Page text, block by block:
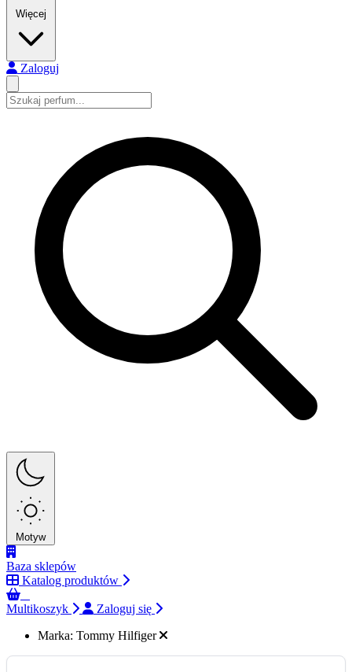
Więcej
Zaloguj
Motyw
Baza sklepów
Katalog produktów
Multikoszyk
Zaloguj się
Marka: Tommy Hilfiger